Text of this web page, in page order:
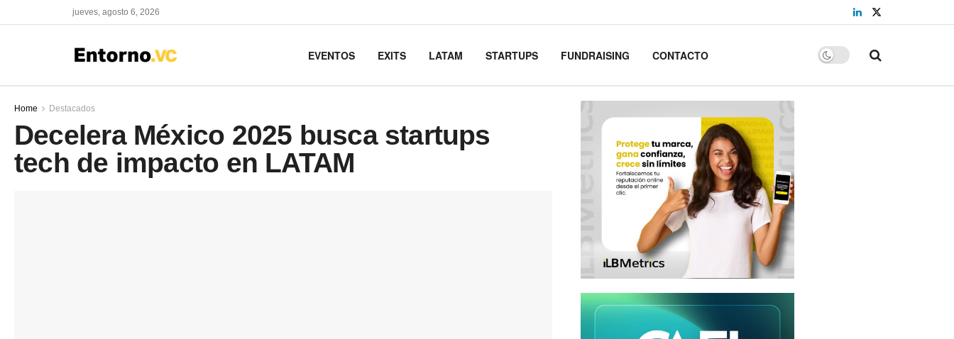
jueves, agosto 6, 2026
EVENTOS EXITS LATAM STARTUPS FUNDRAISING CONTACTO
Home Destacados
Decelera México 2025 busca startups
tech de impacto en LATAM